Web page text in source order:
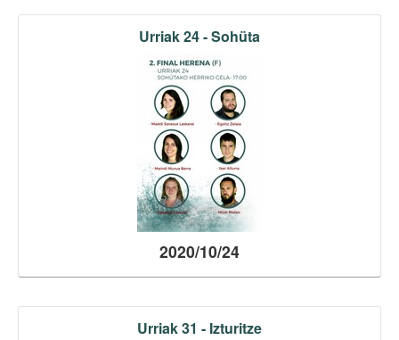
Urriak 24 - Sohüta
2020/10/24
Urriak 31 - Izturitze